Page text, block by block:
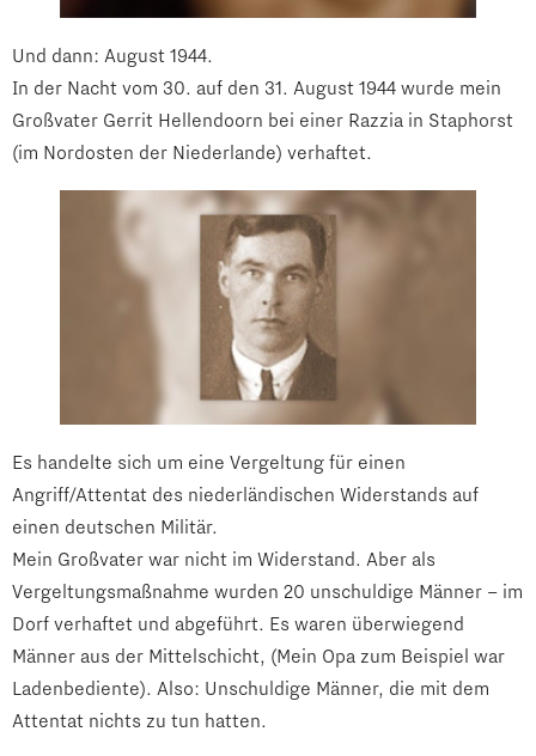
Und dann: August 1944.
In der Nacht vom 30. auf den 31. August 1944 wurde mein
Großvater Gerrit Hellendoorn bei einer Razzia in Staphorst
(im Nordosten der Niederlande) verhaftet.
Es handelte sich um eine Vergeltung für einen
Angriff/Attentat des niederländischen Widerstands auf
einen deutschen Militär.
Mein Großvater war nicht im Widerstand. Aber als
Vergeltungsmaßnahme wurden 20 unschuldige Männer – im
Dorf verhaftet und abgeführt. Es waren überwiegend
Männer aus der Mittelschicht, (Mein Opa zum Beispiel war
Ladenbediente). Also: Unschuldige Männer, die mit dem
Attentat nichts zu tun hatten.